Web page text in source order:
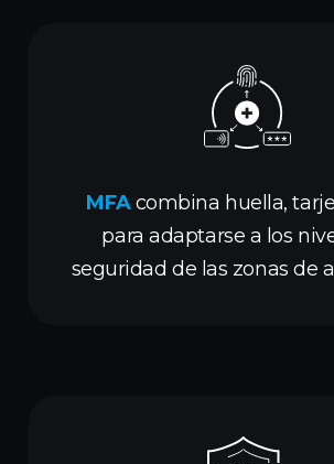
MFAcombina huella,
para adaptarse a los
seguridad de las zonas de